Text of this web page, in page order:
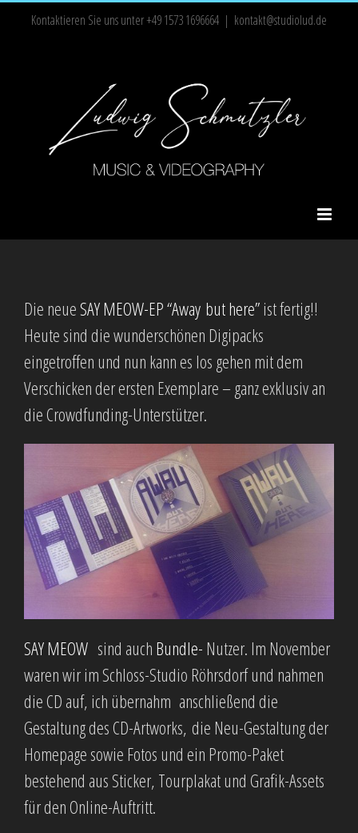
Kontaktieren Sie uns unter +49 1573 1696664 | kontakt@studiolud.de
Die neue SAY MEOW-EP “Away but here” ist fertig!!
Heute sind die wunderschönen Digipacks
eingetroffen und nun kann es los gehen mit dem
Verschicken der ersten Exemplare – ganz exklusiv an
die Crowdfunding-Unterstützer.
SAY MEOW sind auch Bundle- Nutzer. Im November
waren wir im Schloss-Studio Röhrsdorf und nahmen
die CD auf, ich übernahm anschließend die
Gestaltung des CD-Artworks, die Neu-Gestaltung der
Homepage sowie Fotos und ein Promo-Paket
bestehend aus Sticker, Tourplakat und Grafik-Assets
für den Online-Auftritt.